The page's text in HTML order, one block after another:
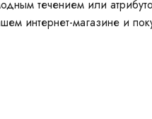
течением или
интернет-магазине и